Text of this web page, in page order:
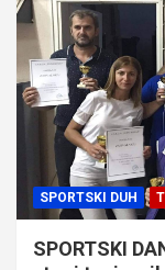
SPORTSKI DUH
SPORTSKI